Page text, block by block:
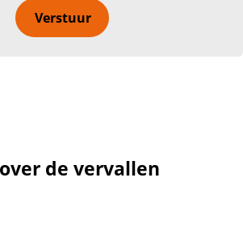
Verstuur
de vervallen